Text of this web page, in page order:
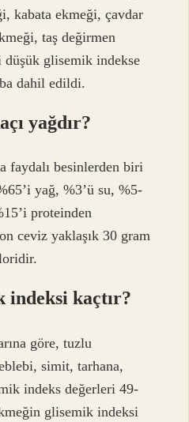
kabata ekmeği, çavdar
taş değirmen
glisemik indekse
dahil edildi.
yağdır?
faydalı besinlerden biri
yağ, %3’ü su, %5-
proteinden
ceviz yaklaşık 30 gram
indeksi kaçtır?
göre, tuzlu
simit, tarhana,
indeks değerleri 49-
glisemik indeksi